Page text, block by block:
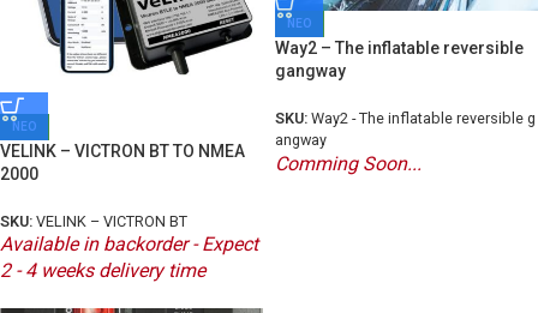
ΝΕΟ
VELINK – VICTRON BT TO NMEA
2000
SKU: VELINK – VICTRON BT
Available in backorder - Expect
2 - 4 weeks delivery time
ΝΕΟ
Way2 – The inflatable reversible
gangway
SKU: Way2 - The inflatable reversible g
angway
Comming Soon...